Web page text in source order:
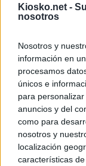
Kiosko.net -
nosotros
Nosotros y
información en
procesamos
únicos e
para
anuncios y del
como para
nosotros y
localización
características